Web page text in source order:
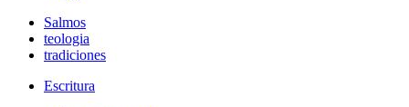
Salmos
teologia
tradiciones
Escritura